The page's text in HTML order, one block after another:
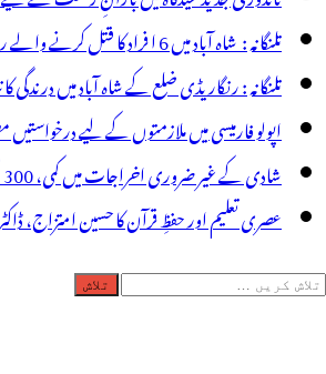
تلنگانہ : شاہ آباد میں 6 ا فراد کا قتل کرنے والے راجکمار کی نعش دستیاب، خودکشی کا شبہ ! نعش کے ساتھ زہر کی بوتل پائی گئی
تلنگانہ : رنگاریڈی ضلع کے شاہ آباد میں درندگی کا ننگا ناچ،
اپولو فارمیسی میں ملازمتوں کے لیے درخواستیں مطلوب، 10 جولائی کو وقارآباد میں جاب میلہ، بیروزگار
شادی کے غیر ضروری اخراجات میں کمی، 300 مستحق طلبہ کے لیے تعلیمی امداد، عبدالمقیت چندا کا مثالی اقدام
عصری تعلیم اور حفظِ قرآن کا حسین امتزاج،
تلاش